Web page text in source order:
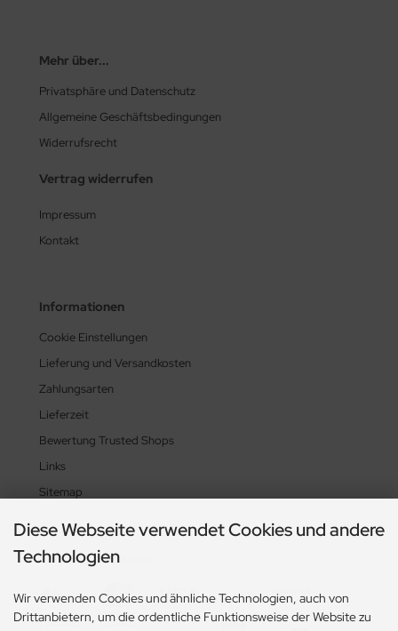
Mehr über...
Privatsphäre und Datenschutz
Allgemeine Geschäftsbedingungen
Widerrufsrecht
Vertrag widerrufen
Impressum
Kontakt
Informationen
Cookie Einstellungen
Lieferung und Versandkosten
Zahlungsarten
Lieferzeit
Bewertung Trusted Shops
Links
Sitemap
Zahlungsmethoden
Diese Webseite verwendet Cookies und andere
Technologien
Wir verwenden Cookies und ähnliche Technologien, auch von
Drittanbietern, um die ordentliche Funktionsweise der Website zu